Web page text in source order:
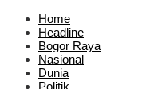
Home
Headline
Bogor Raya
Nasional
Dunia